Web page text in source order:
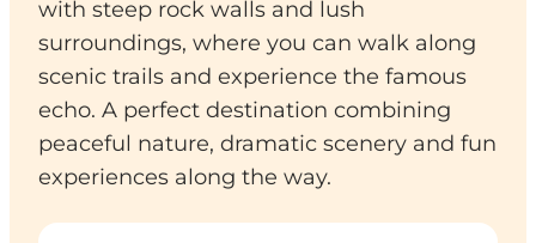
with steep rock walls and lush
surroundings, where you can walk along
scenic trails and experience the famous
echo. A perfect destination combining
peaceful nature, dramatic scenery and fun
experiences along the way.